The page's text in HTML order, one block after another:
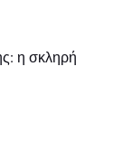
η σκληρή